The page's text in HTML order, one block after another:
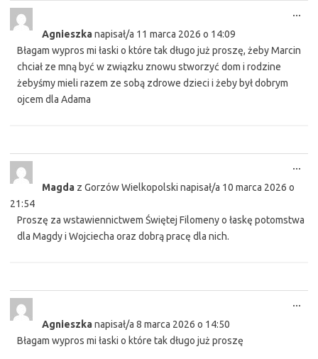
Agnieszkanapisał/a 11 marca 2026 o 14:09
Błagam wypros mi łaski o które tak długo już proszę, żeby Marcin
chciał ze mną być w związku znowu stworzyć dom i rodzine
żebyśmy mieli razem ze sobą zdrowe dzieci i żeby był dobrym
ojcem dla Adama
...
Magda z Gorzów Wielkopolski napisał/a 10 marca 2026 o
21:54
Proszę za wstawiennictwem Świętej Filomeny o łaskę potomstwa
dla Magdy i Wojciecha oraz dobrą pracę dla nich.
...
Agnieszkanapisał/a 8 marca 2026 o 14:50
Błagam wypros mi łaski o które tak długo już proszę
...